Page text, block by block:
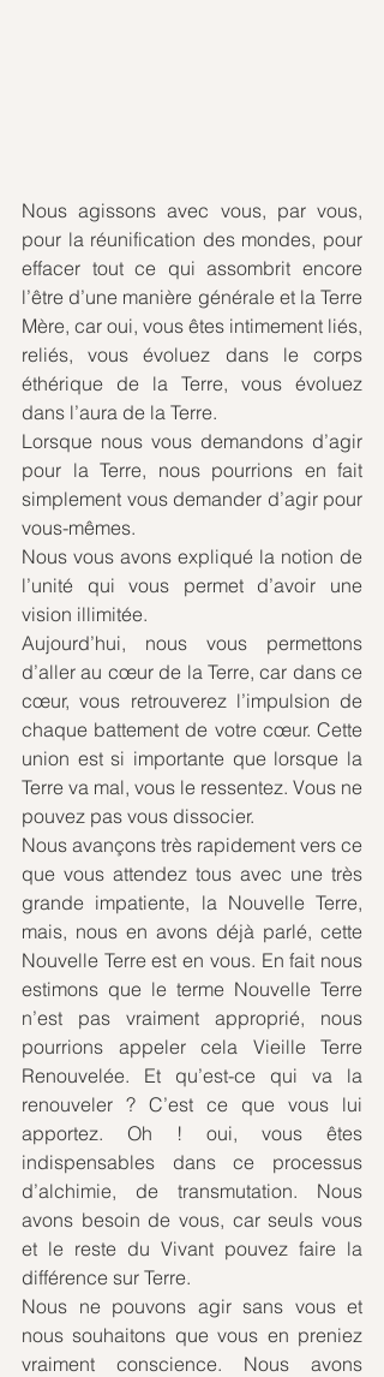
Nous agissons avec vous, par vous,
pour la réunification des mondes, pour
effacer tout ce qui assombrit encore
l’être d’une manière générale et la Terre
Mère, car oui, vous êtes intimement liés,
reliés, vous évoluez dans le corps
éthérique de la Terre, vous évoluez
dans l’aura de la Terre.
Lorsque nous vous demandons d’agir
pour la Terre, nous pourrions en fait
simplement vous demander d’agir pour
vous-mêmes.
Nous vous avons expliqué la notion de
l’unité qui vous permet d’avoir une
vision illimitée.
Aujourd’hui, nous vous permettons
d’aller au cœur de la Terre, car dans ce
cœur, vous retrouverez l’impulsion de
chaque battement de votre cœur. Cette
union est si importante que lorsque la
Terre va mal, vous le ressentez. Vous ne
pouvez pas vous dissocier.
Nous avançons très rapidement vers ce
que vous attendez tous avec une très
grande impatiente, la Nouvelle Terre,
mais, nous en avons déjà parlé, cette
Nouvelle Terre est en vous. En fait nous
estimons que le terme Nouvelle Terre
n’est pas vraiment approprié, nous
pourrions appeler cela Vieille Terre
Renouvelée. Et qu’est-ce qui va la
renouveler ? C’est ce que vous lui
apportez. Oh ! oui, vous êtes
indispensables dans ce processus
d’alchimie, de transmutation. Nous
avons besoin de vous, car seuls vous
et le reste du Vivant pouvez faire la
différence sur Terre.
Nous ne pouvons agir sans vous et
nous souhaitons que vous en preniez
vraiment conscience. Nous avons